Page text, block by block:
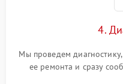
4.
Мы проведем
ее ремонта и сразу